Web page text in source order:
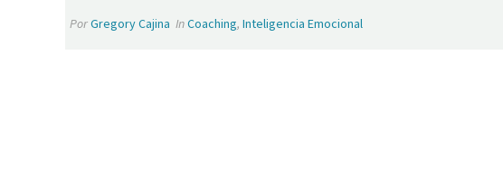
PorGregory Cajina InCoaching, Inteligencia Emocional